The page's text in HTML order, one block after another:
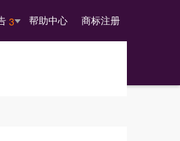
3 帮助中心 商标注册